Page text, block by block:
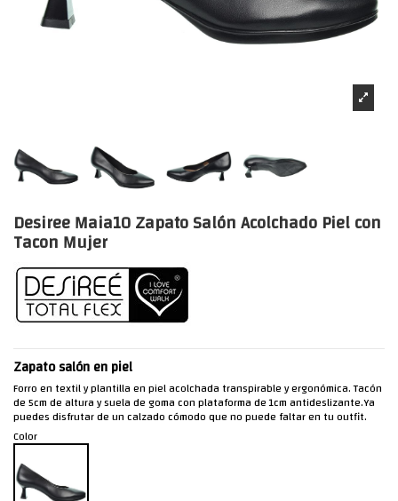
Desiree Maia10 Zapato Salón Acolchado Piel con
Tacon Mujer
Zapato salón en piel
Forro en textil y plantilla en piel acolchada transpirable y ergonómica. Tacón
de 5cm de altura y suela de goma con plataforma de 1cm antideslizante.Ya
puedes disfrutar de un calzado cómodo que no puede faltar en tu outfit.
Color